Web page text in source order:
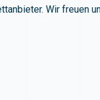
Wir freuen